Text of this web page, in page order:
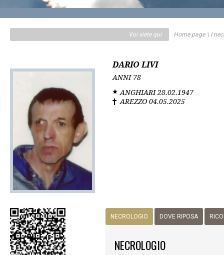
Voi siete qui Home page\ I
DARIO LIVI
ANNI 78
ANGHIARI 28.02.1947
AREZZO 04.05.2025
NECROLOGIO DOVE RIPOSA
NECROLOGIO